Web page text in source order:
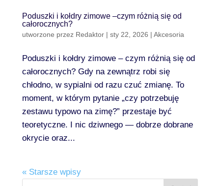
Poduszki i kołdry zimowe –czym różnią się od
całorocznych?
utworzone przez Redaktor| sty 22, 2026 | Akcesoria
Poduszki i kołdry zimowe – czym różnią się od
całorocznych? Gdy na zewnątrz robi się
chłodno, w sypialni od razu czuć zmianę. To
moment, w którym pytanie „czy potrzebuję
zestawu typowo na zimę?” przestaje być
teoretyczne. I nic dziwnego — dobrze dobrane
okrycie oraz...
« Starsze wpisy